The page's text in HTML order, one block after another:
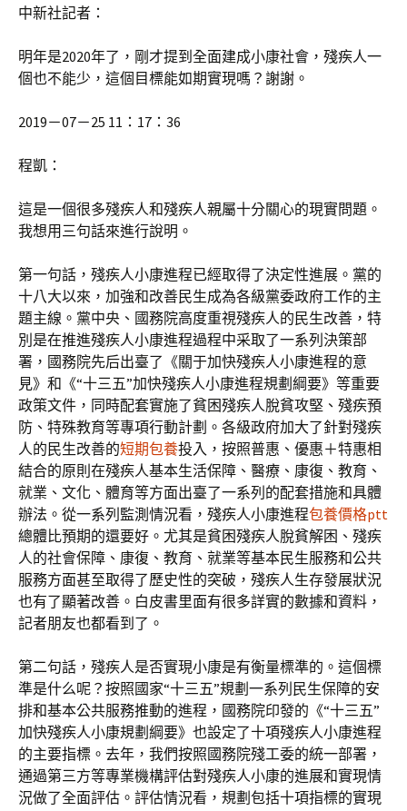
中新社記者：
明年是2020年了，剛才提到全面建成小康社會，殘疾人一
個也不能少，這個目標能如期實現嗎？謝謝。
2019－07－25 11：17：36
程凱：
這是一個很多殘疾人和殘疾人親屬十分關心的現實問題。
我想用三句話來進行說明。
第一句話，殘疾人小康進程已經取得了決定性進展。黨的
十八大以來，加強和改善民生成為各級黨委政府工作的主
題主線。黨中央、國務院高度重視殘疾人的民生改善，特
別是在推進殘疾人小康進程過程中采取了一系列決策部
署，國務院先后出臺了《關于加快殘疾人小康進程的意
見》和《“十三五”加快殘疾人小康進程規劃綱要》等重要
政策文件，同時配套實施了貧困殘疾人脫貧攻堅、殘疾預
防、特殊教育等專項行動計劃。各級政府加大了針對殘疾
人的民生改善的短期包養投入，按照普惠、優惠＋特惠相
結合的原則在殘疾人基本生活保障、醫療、康復、教育、
就業、文化、體育等方面出臺了一系列的配套措施和具體
辦法。從一系列監測情況看，殘疾人小康進程包養價格ptt
總體比預期的還要好。尤其是貧困殘疾人脫貧解困、殘疾
人的社會保障、康復、教育、就業等基本民生服務和公共
服務方面甚至取得了歷史性的突破，殘疾人生存發展狀況
也有了顯著改善。白皮書里面有很多詳實的數據和資料，
記者朋友也都看到了。
第二句話，殘疾人是否實現小康是有衡量標準的。這個標
準是什么呢？按照國家“十三五”規劃一系列民生保障的安
排和基本公共服務推動的進程，國務院印發的《“十三五”
加快殘疾人小康規劃綱要》也設定了十項殘疾人小康進程
的主要指標。去年，我們按照國務院殘工委的統一部署，
通過第三方等專業機構評估對殘疾人小康的進展和實現情
況做了全面評估。評估情況看，規劃包括十項指標的實現